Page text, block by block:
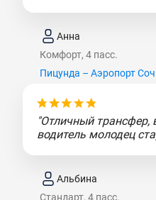
Анна
Комфорт, 4 пасс.
Пицунда – Аэропорт
"Отличный трансфер,
водитель молодец
Альбина
Стандарт, 4 пасс.